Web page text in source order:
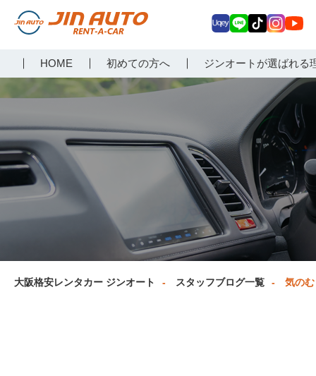
らジンオートレンタカー
HOME 初めての方へ ジンオートが選ばれる
ey E
Tokagr
am
uT
ub
大阪格安レンタカー ジンオート スタッフブログ一覧 気の